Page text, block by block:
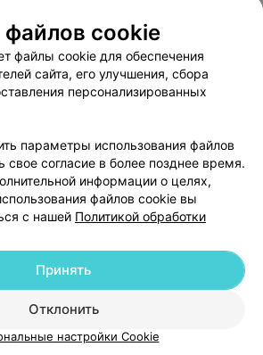
соглашение
Способы оплаты
Вакансии
Партнеры
руководителю 103.by
персональных данных
УНП 191700409
| 220012, Республика Беларусь,
поддержки +375 291212755
cookie
файлы cookie для обеспечения
сайта, его улучшения, сбора
персонализированных
параметры использования файлов
свое согласие в более позднее время.
информации о целях,
файлов cookie вы
с нашей Политикой обработки
Отклонить
Принять
настройки Cookie